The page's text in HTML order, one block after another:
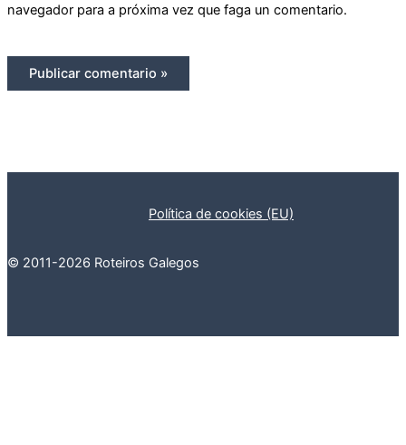
navegador para a próxima vez que faga un comentario.
Política de cookies (EU)
© 2011-2026 Roteiros Galegos